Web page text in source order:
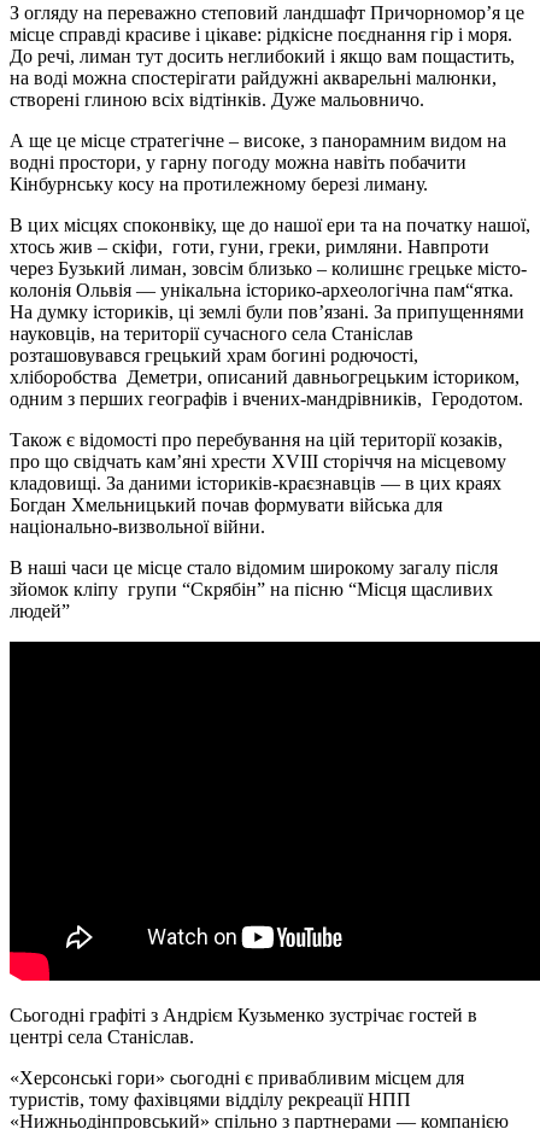
З огляду на переважно степовий ландшафт Причорномор’я це
місце справді красиве і цікаве: рідкісне поєднання гір і моря.
До речі, лиман тут досить неглибокий і якщо вам пощастить,
на воді можна спостерігати райдужні акварельні малюнки,
створені глиною всіх відтінків. Дуже мальовничо.
А ще це місце стратегічне – високе, з панорамним видом на
водні простори, у гарну погоду можна навіть побачити
Кінбурнську косу на протилежному березі лиману.
В цих місцях споконвіку, ще до нашої ери та на початку нашої,
хтось жив – скіфи, готи, гуни, греки, римляни. Навпроти
через Бузький лиман, зовсім близько – колишнє грецьке місто-
колонія Ольвія — унікальна історико-археологічна пам“ятка.
На думку істориків, ці землі були пов’язані. За припущеннями
науковців, на території сучасного села Станіслав
розташовувався грецький храм богині родючості,
хліборобства Деметри, описаний давньогрецьким істориком,
одним з перших географів і вчених-мандрівників, Геродотом.
Також є відомості про перебування на цій території козаків,
про що свідчать кам’яні хрести XVIII сторіччя на місцевому
кладовищі. За даними істориків-краєзнавців — в цих краях
Богдан Хмельницький почав формувати війська для
національно-визвольної війни.
В наші часи це місце стало відомим широкому загалу після
зйомок кліпу групи “Скрябін” на пісню “Місця щасливих
людей”
Сьогодні графіті з Андрієм Кузьменко зустрічає гостей в
центрі села Станіслав.
«Херсонські гори» сьогодні є привабливим місцем для
туристів, тому фахівцями відділу рекреації НПП
«Нижньодінпровський» спільно з партнерами — компанією